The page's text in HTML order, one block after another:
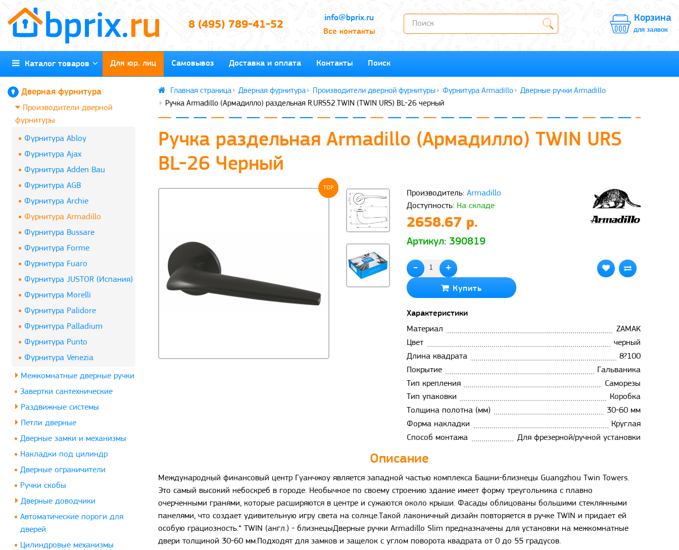
8 (495) 789-41-52
info@bprix.ru
Все контакты
Корзина
для заявок
Каталог товаров Для юр. лиц Самовывоз Доставка и оплата Контакты Поиск
Дверная фурнитура
Производители дверной
фурнитуры
Фурнитура Abloy
Фурнитура Ajax
Фурнитура Adden Bau
Фурнитура AGB
Фурнитура Archie
Фурнитура Armadillo
Фурнитура Bussare
Фурнитура Forme
Фурнитура Fuaro
Фурнитура JUSTOR (Испания)
Фурнитура Morelli
Фурнитура Palidore
Фурнитура Palladium
Фурнитура Punto
Фурнитура Venezia
Межкомнатные дверные ручки
Завертки сантехнические
Раздвижные системы
Петли дверные
Дверные замки и механизмы
Накладки под цилиндр
Дверные ограничители
Ручки скобы
Дверные доводчики
Автоматические пороги для
дверей
Цилиндровые механизмы
Дверная фурнитура Производители дверной фурнитуры Фурнитура Armadillo
Дверные ручки Armadillo
Ручка Armadillo (Армадилло) раздельная R.URS52.TWIN (TWIN URS) BL-26 черный
Ручка раздельная Armadillo (Армадилло) TWIN URS
BL-26 Черный
TOP
Производитель: Armadillo
Доступность: На складе
2658.67 р.
Артикул: 390819
- +
Купить
Характеристики
Материал
ZAMAK
Цвет
черный
Длина квадрата
8?100
Покрытие
Гальваника
Тип крепления
Саморезы
Тип упаковки
Коробка
Толщина полотна (мм)
30-60 мм
Форма накладки
Круглая
Способ монтажа
Для фрезерной/ручной установки
Описание
Международный финансовый центр Гуанчжоу является западной частью комплекса Башни-близнецы Guangzhou Twin Towers.
Это самый высокий небоскреб в городе. Необычное по своему строению здание имеет форму треугольника с плавно
очерченными гранями, которые расширяются в центре и сужаются около крыши. Фасады облицованы большими стеклянными
панелями, что создает удивительную игру света на солнце.Такой лаконичный дизайн повторяется в ручке TWIN и придает ей
особую грациозность.* TWIN (англ.) - близнецыДверные ручки Armadillo Slim предназначены для установки на межкомнатные
двери толщиной 30-60 мм.Подходят для замков и защелок с углом поворота квадрата от 0 до 55 градусов.